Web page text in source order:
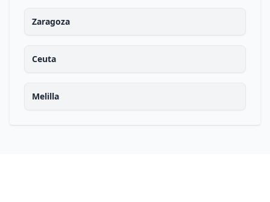
Zaragoza
Ceuta
Melilla